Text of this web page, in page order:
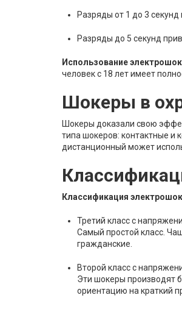
Разряды от 1 до 3
Разряды до 5 секунд
Использование
человек с 18 лет имеет
Шокеры в
Шокеры доказали свою
типа шокеров: контактные и
дистанционный может
Классификация
Третий класс с
Самый простой класс.
гражданские.
Второй класс с
Эти шокеры производят
ориентацию на краткий